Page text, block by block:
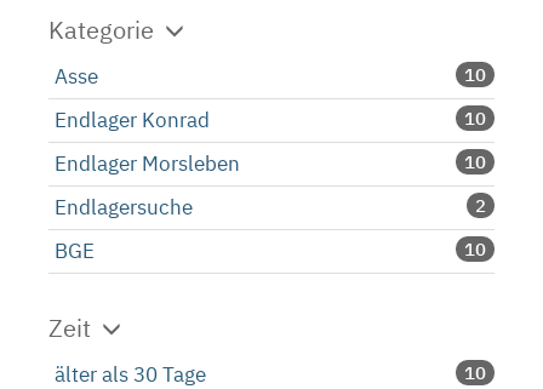
Kategorie
Asse 10
Endlager Konrad 10
Endlager Morsleben 10
Endlagersuche 2
BGE 10
Zeit
älter als 30 Tage 10